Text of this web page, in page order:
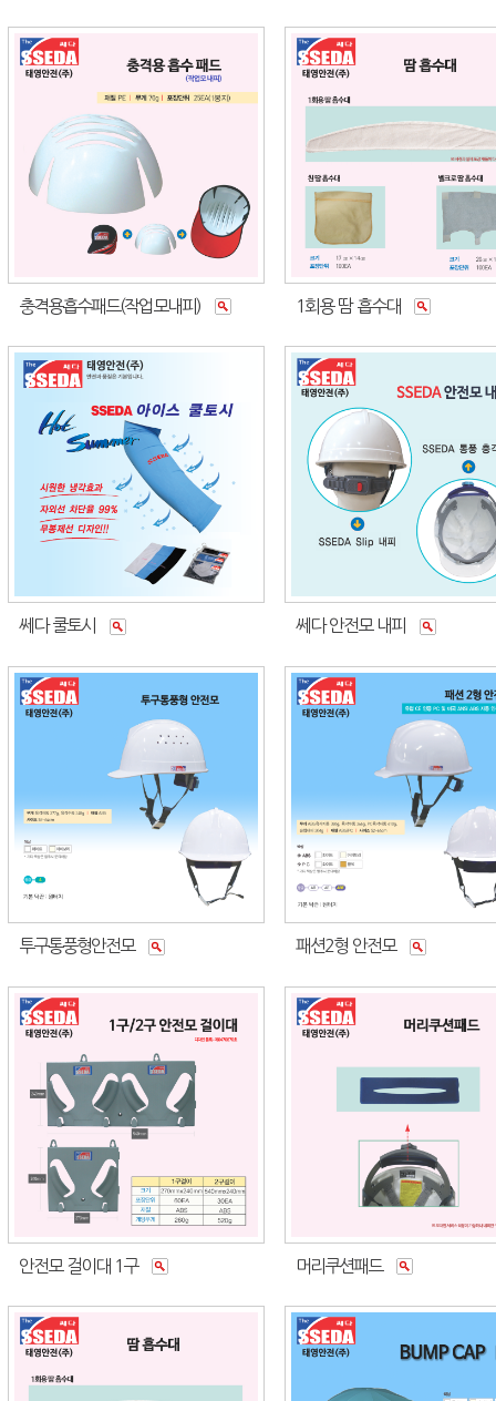
충격용흡수패드(작업모내피) 1회용 땀 흡수대
쎄다 쿨토시 쎄다 안전모 내피
투구통풍형안전모 패션2형 안전모
안전모 걸이대 1구 머리쿠션패드